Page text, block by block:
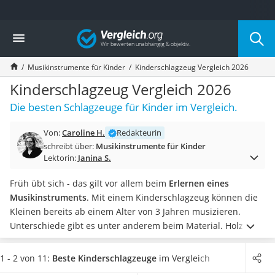
Die beliebtesten Vergleiche nach Kategorie
Kind & Baby
Babyphone mit 2 Kameras
Walkie-Talkie Kinder
Kindermatratzen
Babywippe
Rollschuhe für Kinder
Laufrad
Kinderschubkarre
Kinderuhr
Babyphone
Treppenschutzgitter
Kindersitz ab 4 Jahren
Kinderroller 3 Räder
Ferngesteuertes Auto
Vergleich
Musikinstrumente für Kinder Kinderschlagzeug Vergleich 2026
Kinderschlagzeug Vergleich 2026
Die besten Schlagzeuge für Kinder im Vergleich.
Von:Caroline H.
Redakteurin
schreibt über: Musikinstrumente für Kinder
Lektorin: Janina S.
Früh übt sich - das gilt vor allem beim Erlernen eines
Musikinstruments. Mit einem Kinderschlagzeug können die
Kleinen bereits ab einem Alter von 3 Jahren musizieren.
Unterschiede gibt es unter anderem beim Material. Holz hat
einen besseren Klang und ist robuster als Kunststoff.Tests
im Internet zeigen, dass es beim Kauf eines
1 - 2 von 11: Beste Kinderschlagzeuge im Vergleich